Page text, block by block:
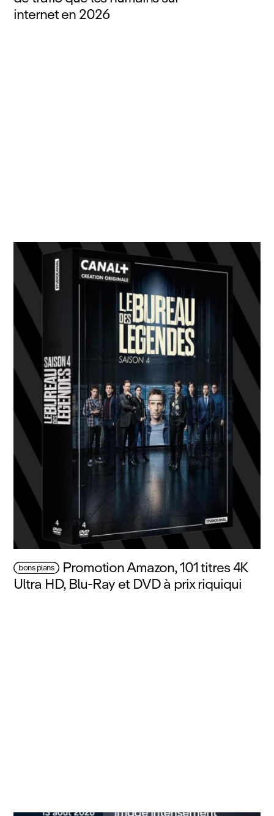
internet en 2026
bons plans Promotion Amazon, 101 titres 4K
Ultra HD, Blu‑Ray et DVD à prix riquiqui